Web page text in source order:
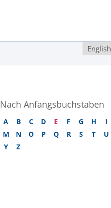
English
Nach Anfangsbuchstaben
A B C D E F G H I
M
N O P Q R S T U
Y
Z